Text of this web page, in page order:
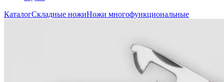
КаталогСкладные ножиНожи многофункциональные